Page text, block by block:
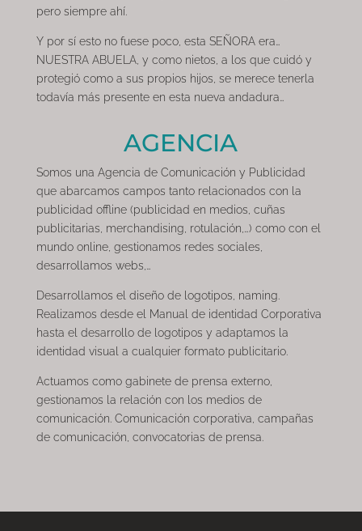
pero siempre ahí.
Y por sí esto no fuese poco, esta SEÑORA era…
NUESTRA ABUELA, y como nietos, a los que cuidó y
protegió como a sus propios hijos, se merece tenerla
todavía más presente en esta nueva andadura…
AGENCIA
Somos una Agencia de Comunicación y Publicidad
que abarcamos campos tanto relacionados con la
publicidad offline (publicidad en medios, cuñas
publicitarias, merchandising, rotulación,…) como con el
mundo online, gestionamos redes sociales,
desarrollamos webs,…
Desarrollamos el diseño de logotipos, naming.
Realizamos desde el Manual de identidad Corporativa
hasta el desarrollo de logotipos y adaptamos la
identidad visual a cualquier formato publicitario.
Actuamos como gabinete de prensa externo,
gestionamos la relación con los medios de
comunicación. Comunicación corporativa, campañas
de comunicación, convocatorias de prensa.